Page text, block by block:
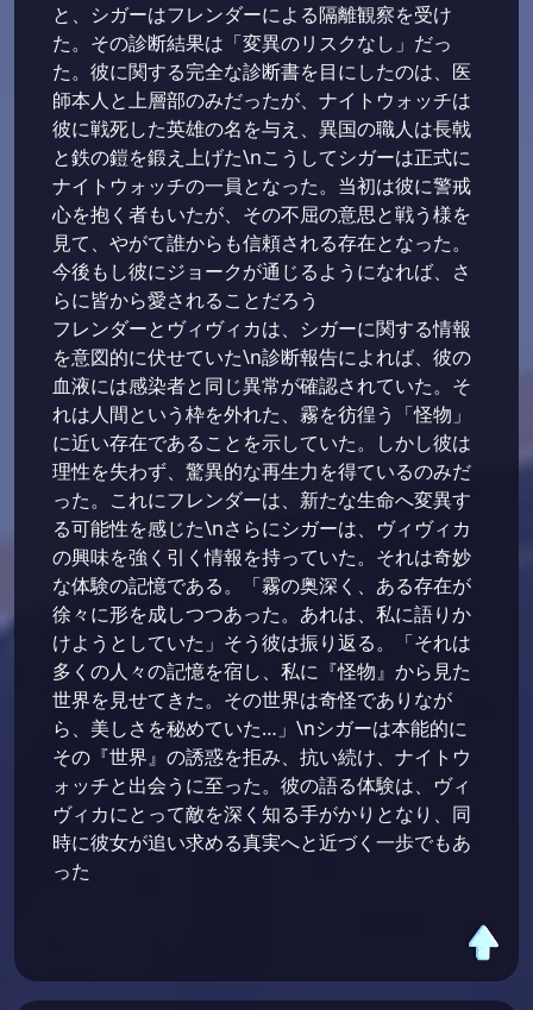
と、シガーはフレンダーによる隔離観察を受け
た。その診断結果は「変異のリスクなし」だっ
た。彼に関する完全な診断書を目にしたのは、医
師本人と上層部のみだったが、ナイトウォッチは
彼に戦死した英雄の名を与え、異国の職人は長戟
と鉄の鎧を鍛え上げた\nこうしてシガーは正式に
ナイトウォッチの一員となった。当初は彼に警戒
心を抱く者もいたが、その不屈の意思と戦う様を
見て、やがて誰からも信頼される存在となった。
今後もし彼にジョークが通じるようになれば、さ
らに皆から愛されることだろう
フレンダーとヴィヴィカは、シガーに関する情報
を意図的に伏せていた\n診断報告によれば、彼の
血液には感染者と同じ異常が確認されていた。そ
れは人間という枠を外れた、霧を彷徨う「怪物」
に近い存在であることを示していた。しかし彼は
理性を失わず、驚異的な再生力を得ているのみだ
った。これにフレンダーは、新たな生命へ変異す
る可能性を感じた\nさらにシガーは、ヴィヴィカ
の興味を強く引く情報を持っていた。それは奇妙
な体験の記憶である。「霧の奥深く、ある存在が
徐々に形を成しつつあった。あれは、私に語りか
けようとしていた」そう彼は振り返る。「それは
多くの人々の記憶を宿し、私に『怪物』から見た
世界を見せてきた。その世界は奇怪でありなが
ら、美しさを秘めていた…」\nシガーは本能的に
その『世界』の誘惑を拒み、抗い続け、ナイトウ
ォッチと出会うに至った。彼の語る体験は、ヴィ
ヴィカにとって敵を深く知る手がかりとなり、同
時に彼女が追い求める真実へと近づく一歩でもあ
った